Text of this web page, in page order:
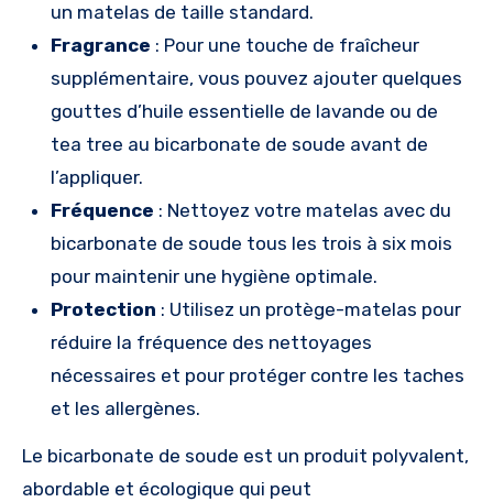
un matelas de taille standard.
Fragrance : Pour une touche de fraîcheur
supplémentaire, vous pouvez ajouter quelques
gouttes d’huile essentielle de lavande ou de
tea tree au bicarbonate de soude avant de
l’appliquer.
Fréquence : Nettoyez votre matelas avec du
bicarbonate de soude tous les trois à six mois
pour maintenir une hygiène optimale.
Protection : Utilisez un protège-matelas pour
réduire la fréquence des nettoyages
nécessaires et pour protéger contre les taches
et les allergènes.
Le bicarbonate de soude est un produit polyvalent,
abordable et écologique qui peut